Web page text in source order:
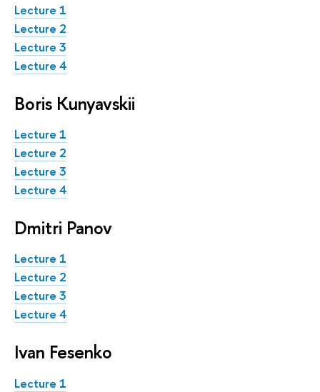
Lecture 1
Lecture 2
Lecture 3
Lecture 4
Boris Kunyavskii
Lecture 1
Lecture 2
Lecture 3
Lecture 4
Dmitri Panov
Lecture 1
Lecture 2
Lecture 3
Lecture 4
Ivan Fesenko
Lecture 1